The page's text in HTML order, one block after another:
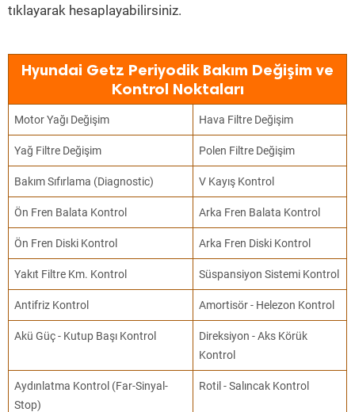
tıklayarak hesaplayabilirsiniz.
Hyundai Getz Periyodik Bakım Değişim ve
Kontrol Noktaları
Motor Yağı Değişim Hava Filtre Değişim
Yağ Filtre Değişim Polen Filtre Değişim
Bakım Sıfırlama (Diagnostic) V Kayış Kontrol
Ön Fren Balata Kontrol Arka Fren Balata Kontrol
Ön Fren Diski Kontrol Arka Fren Diski Kontrol
Yakıt Filtre Km. Kontrol Süspansiyon Sistemi Kontrol
Antifriz Kontrol Amortisör - Helezon Kontrol
Akü Güç - Kutup Başı Kontrol
Direksiyon - Aks Körük
Kontrol
Aydınlatma Kontrol (Far-Sinyal-
Stop)
Rotil - Salıncak Kontrol